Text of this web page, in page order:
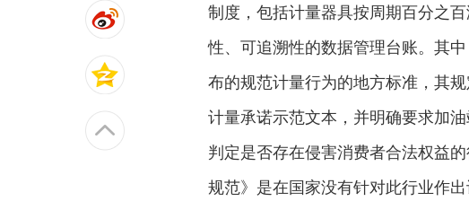
制度，包括计量器具按周期百分之
性、可追溯性的数据管理台账。其
布的规范计量行为的地方标准，其
计量承诺示范文本，并明确要求加
判定是否存在侵害消费者合法权益
规范》是在国家没有针对此行业作